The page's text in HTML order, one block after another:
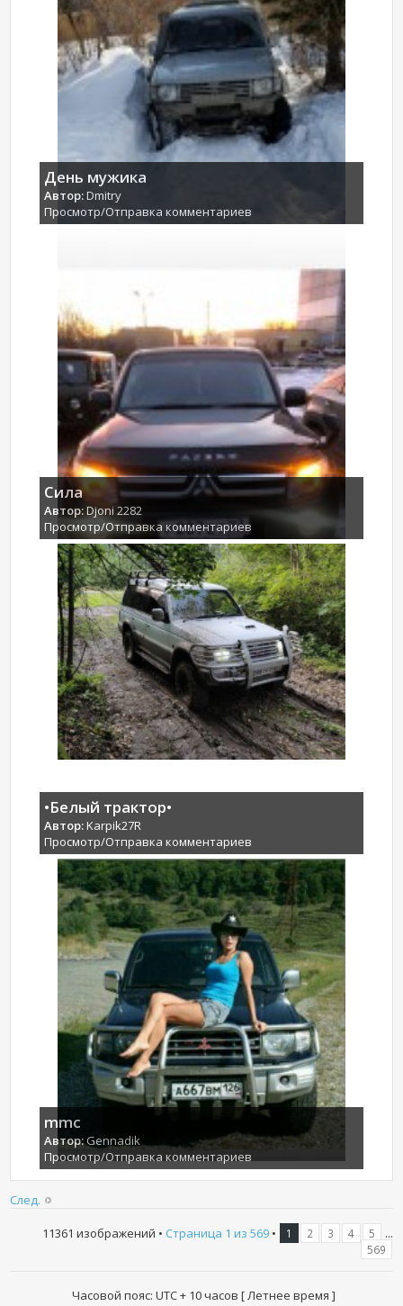
День мужика
Автор:Dmitry
Просмотр/Отправка комментариев
Сила
Автор:Djoni 2282
Просмотр/Отправка комментариев
•Белый трактор•
Автор:Karpik27R
Просмотр/Отправка комментариев
mmc
Автор:Gennadik
Просмотр/Отправка комментариев
След.
11361 изображений • Страница 1 из 569• 1 2 3 4 5 ...
569
Часовой пояс: UTC + 10 часов [ Летнее время ]